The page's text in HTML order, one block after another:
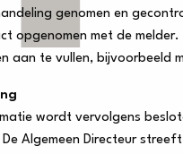
genomen en
opgenomen met de melder.
aan te vullen, bijvoorbeeld
wordt vervolgens
Algemeen Directeur